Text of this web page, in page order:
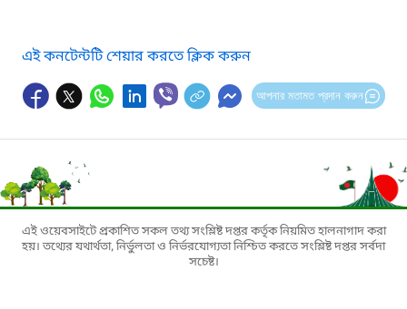
এই কনটেন্টটি শেয়ার করতে ক্লিক করুন
আপনার মতামত প্রদান করুন
এই ওয়েবসাইটে প্রকাশিত সকল তথ্য সংশ্লিষ্ট দপ্তর কর্তৃক নিয়মিত হালনাগাদ করা
হয়। তথ্যের যথার্থতা, নির্ভুলতা ও নির্ভরযোগ্যতা নিশ্চিত করতে সংশ্লিষ্ট দপ্তর সর্বদা
সচেষ্ট।